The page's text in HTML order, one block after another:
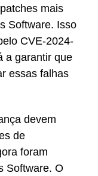
mais
Software. Isso
CVE-2024-
a garantir que
essas falhas
devem
de
foram
Software. O